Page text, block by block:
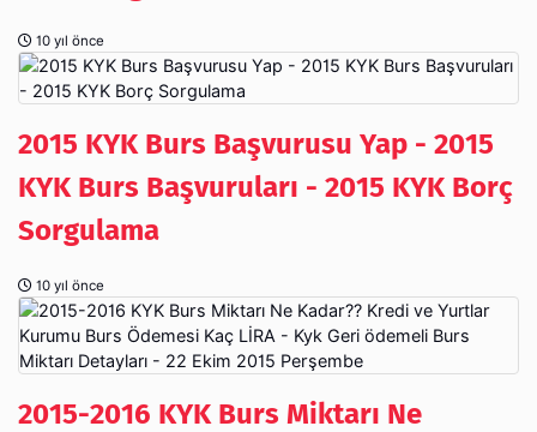
10 yıl önce
2015 KYK Burs Başvurusu Yap - 2015
KYK Burs Başvuruları - 2015 KYK Borç
Sorgulama
10 yıl önce
2015-2016 KYK Burs Miktarı Ne